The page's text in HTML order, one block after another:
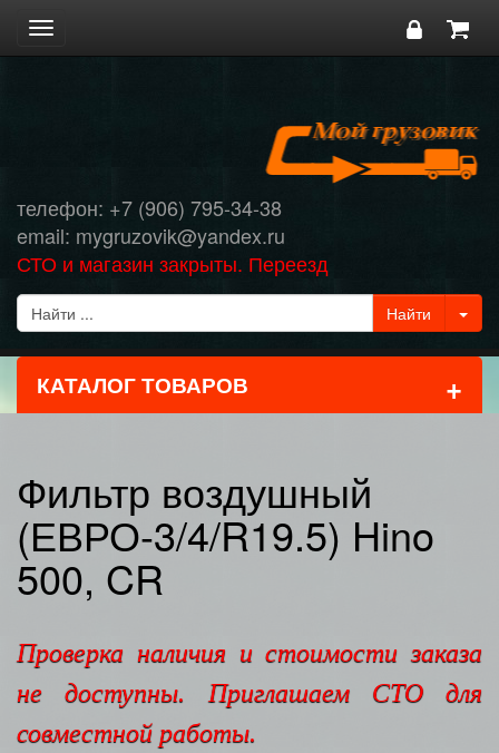
Toggle
navigation
телефон: +7 (906) 795-34-38
email: mygruzovik@yandex.ru
СТО и магазин закрыты. Переезд
КАТАЛОГ ТОВАРОВ +
Фильтр воздушный
(ЕВРО-3/4/R19.5) Hino
500, CR
Проверка наличия и стоимости заказа
не доступны. Приглашаем СТО для
совместной работы.